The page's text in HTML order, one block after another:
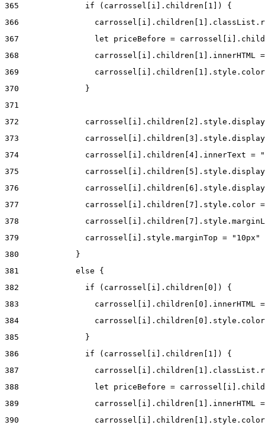
365
              if (carrossel[i].children[1]) {
366
367
let priceBefore =
368
carrossel[i].children[1].innerHTML
369
370
              }
371
372
373
374
carrossel[i].children[4].innerText =
375
376
377
carrossel[i].children[7].style.color
378
379
              carrossel[i].style.marginTop = "10px"
380
            }
381
            else {
382
              if (carrossel[i].children[0]) {
383
carrossel[i].children[0].innerHTML
384
385
              }
386
              if (carrossel[i].children[1]) {
387
388
let priceBefore =
389
carrossel[i].children[1].innerHTML
390